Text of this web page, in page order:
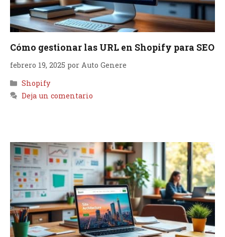
Cómo gestionar las URL en Shopify para SEO
febrero 19, 2025 por Auto Genere
Categorías
Shopify
Deja un comentario